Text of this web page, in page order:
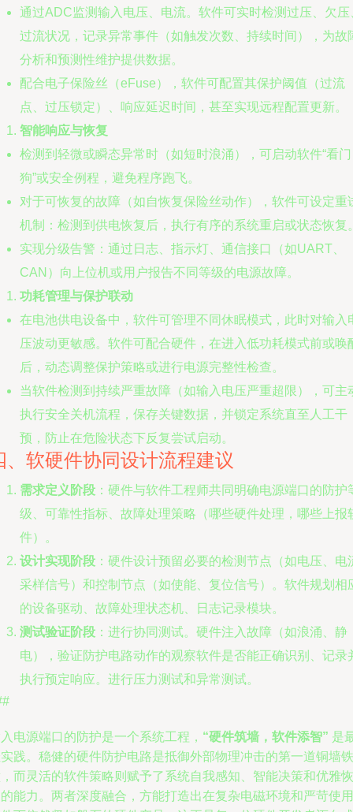
通过ADC监测输入电压、电流。软件可实时检测过压、欠压
过流状况，记录异常事件（如触发次数、持续时间），为故
分析和预测性维护提供数据。
配合电子保险丝（eFuse），软件可配置其保护阈值（过流
点、过压锁定）、响应延迟时间，甚至实现远程配置更新。
智能响应与恢复
检测到轻微或瞬态异常时（如短时浪涌），可启动软件“看门
狗”或安全例程，避免程序跑飞。
对于可恢复的故障（如自恢复保险丝动作），软件可设定重
机制：检测到供电恢复后，执行有序的系统重启或状态恢复
实现分级告警：通过日志、指示灯、通信接口（如UART、
CAN）向上位机或用户报告不同等级的电源故障。
功耗管理与保护联动
在电池供电设备中，软件可管理不同休眠模式，此时对输入
压波动更敏感。软件可配合硬件，在进入低功耗模式前或唤
后，动态调整保护策略或进行电源完整性检查。
当软件检测到持续严重故障（如输入电压严重超限），可主
执行安全关机流程，保存关键数据，并锁定系统直至人工干
预，防止在危险状态下反复尝试启动。
、软硬件协同设计流程建议
需求定义阶段 ：硬件与软件工程师共同明确电源端口的防护
级、可靠性指标、故障处理策略（哪些硬件处理，哪些上报
件）。
设计实现阶段 ：硬件设计预留必要的检测节点（如电压、电
采样信号）和控制节点（如使能、复位信号）。软件规划相
的设备驱动、故障处理状态机、日志记录模块。
测试验证阶段 ：进行协同测试。硬件注入故障（如浪涌、静
电），验证防护电路动作的观察软件是否能正确识别、记录
执行预定响应。进行压力测试和异常测试。
电源端口的防护是一个系统工程， “硬件筑墙，软件添智” 是
践。稳健的硬件防护电路是抵御外部物理冲击的第一道铜墙铁
而灵活的软件策略则赋予了系统自我感知、智能决策和优雅恢
能力。两者深度融合，方能打造出在复杂电磁环境和严苛使用